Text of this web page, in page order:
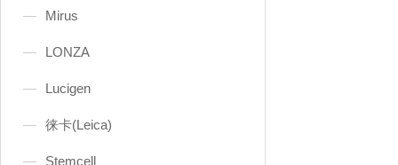
Mirus
LONZA
Lucigen
徕卡(Leica)
Stemcell